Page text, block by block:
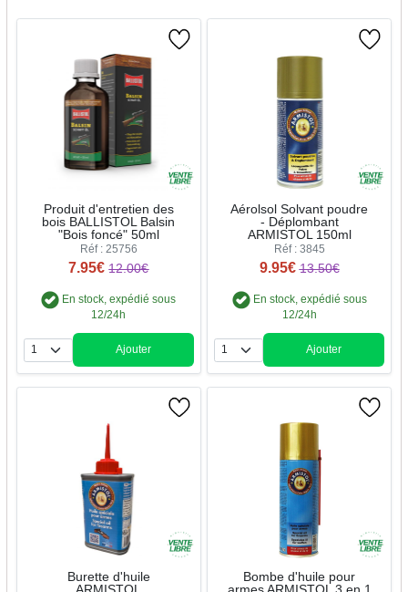
Produit d'entretien des
bois BALLISTOL Balsin
"Bois foncé" 50ml
Réf : 25756
7.95€ 12.00€
En stock, expédié sous
12/24h
Quantité
Ajouter
Aérolsol Solvant poudre
- Déplombant
ARMISTOL 150ml
Réf : 3845
9.95€ 13.50€
En stock, expédié sous
12/24h
Quantité
Ajouter
Burette d'huile
Bombe d'huile pour